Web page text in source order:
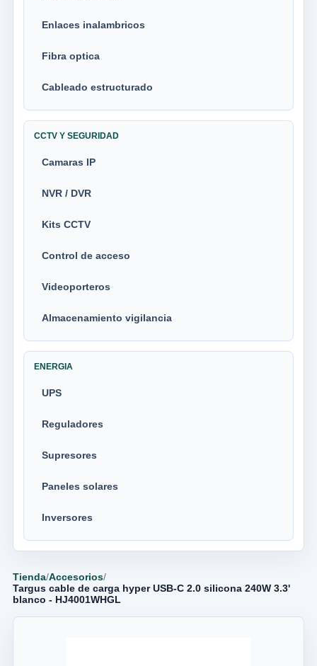
Enlaces inalambricos
Fibra optica
Cableado estructurado
CCTV Y SEGURIDAD
Camaras IP
NVR / DVR
Kits CCTV
Control de acceso
Videoporteros
Almacenamiento vigilancia
ENERGIA
UPS
Reguladores
Supresores
Paneles solares
Inversores
Tienda/Accesorios/
Targus cable de carga hyper USB-C 2.0 silicona 240W 3.3'
blanco - HJ4001WHGL